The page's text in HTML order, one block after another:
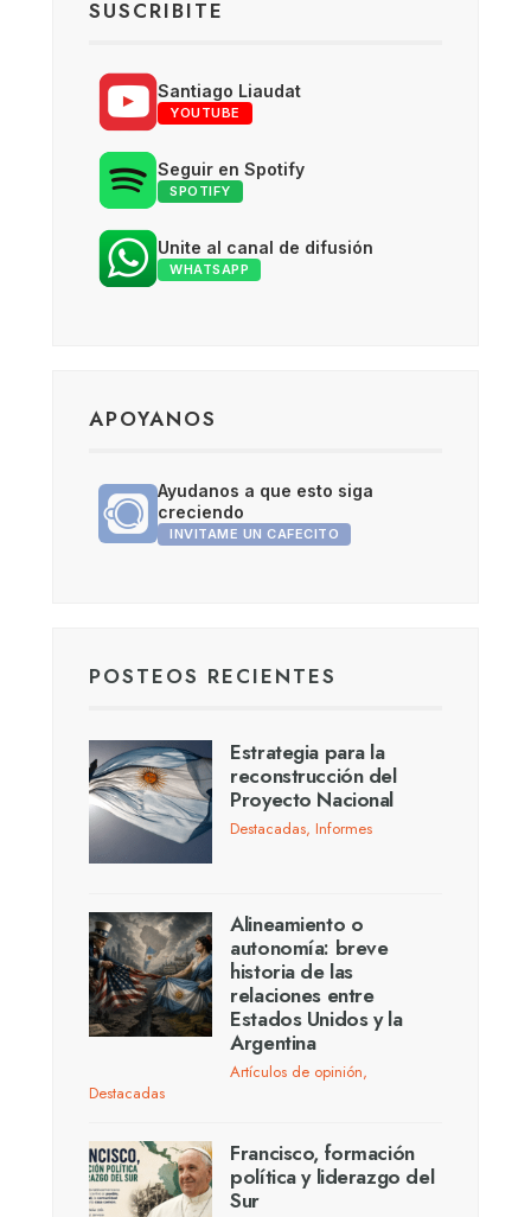
SUSCRIBITE
Santiago Liaudat
YOUTUBE
Seguir en Spotify
SPOTIFY
Unite al canal de difusión
WHATSAPP
APOYANOS
Ayudanos a que esto siga
creciendo
INVITAME UN CAFECITO
POSTEOS RECIENTES
Estrategia para la
reconstrucción del
Proyecto Nacional
Destacadas, Informes
Alineamiento o
autonomía: breve
historia de las
relaciones entre
Estados Unidos y la
Argentina
Artículos de opinión,
Destacadas
Francisco, formación
política y liderazgo del
Sur